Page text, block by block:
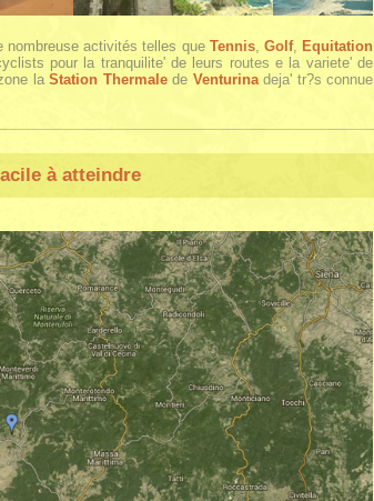
nombreuse activités telles que Tennis, Golf, Equitation
pour la tranquilite' de leurs routes e la variete' de
laStation Thermalede Venturinadeja' tr?s connue
à atteindre